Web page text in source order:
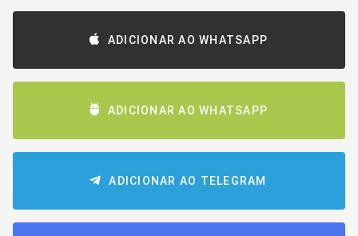
ADICIONAR AO WHATSAPP
ADICIONAR AO WHATSAPP
ADICIONAR AO TELEGRAM